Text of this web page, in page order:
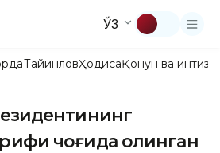
ЎЗ
ТайинловҲодисаҚонун ва
чоғида олинган